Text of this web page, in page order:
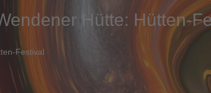
Hütte: Hütten-
Festival